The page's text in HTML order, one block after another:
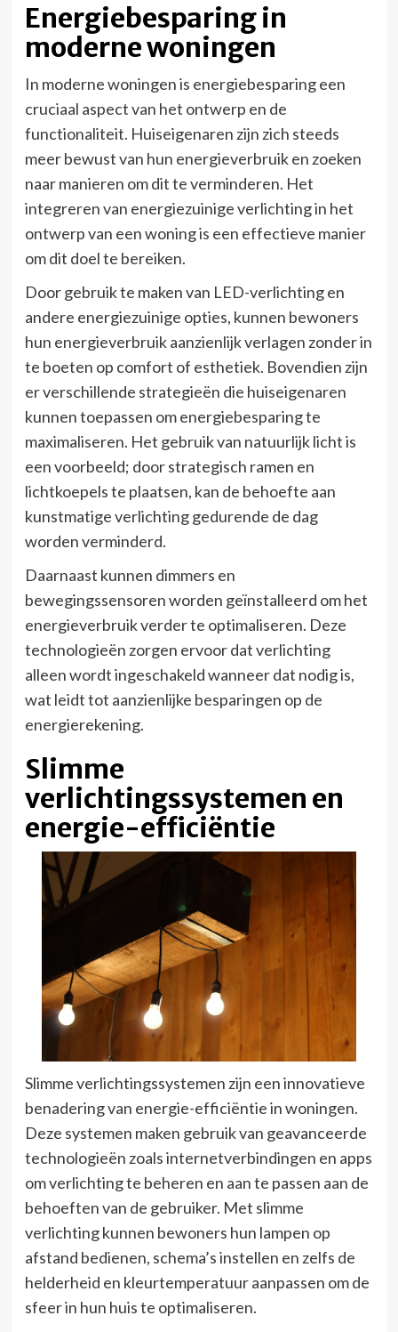
Energiebesparing in
moderne woningen
In moderne woningen is energiebesparing een
cruciaal aspect van het ontwerp en de
functionaliteit. Huiseigenaren zijn zich steeds
meer bewust van hun energieverbruik en zoeken
naar manieren om dit te verminderen. Het
integreren van energiezuinige verlichting in het
ontwerp van een woning is een effectieve manier
om dit doel te bereiken.
Door gebruik te maken van LED-verlichting en
andere energiezuinige opties, kunnen bewoners
hun energieverbruik aanzienlijk verlagen zonder in
te boeten op comfort of esthetiek. Bovendien zijn
er verschillende strategieën die huiseigenaren
kunnen toepassen om energiebesparing te
maximaliseren. Het gebruik van natuurlijk licht is
een voorbeeld; door strategisch ramen en
lichtkoepels te plaatsen, kan de behoefte aan
kunstmatige verlichting gedurende de dag
worden verminderd.
Daarnaast kunnen dimmers en
bewegingssensoren worden geïnstalleerd om het
energieverbruik verder te optimaliseren. Deze
technologieën zorgen ervoor dat verlichting
alleen wordt ingeschakeld wanneer dat nodig is,
wat leidt tot aanzienlijke besparingen op de
energierekening.
Slimme
verlichtingssystemen en
energie-efficiëntie
Slimme verlichtingssystemen zijn een innovatieve
benadering van energie-efficiëntie in woningen.
Deze systemen maken gebruik van geavanceerde
technologieën zoals internetverbindingen en apps
om verlichting te beheren en aan te passen aan de
behoeften van de gebruiker. Met slimme
verlichting kunnen bewoners hun lampen op
afstand bedienen, schema’s instellen en zelfs de
helderheid en kleurtemperatuur aanpassen om de
sfeer in hun huis te optimaliseren.